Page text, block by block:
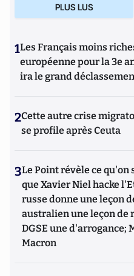
PLUS LUS
1Les Français moins
européenne pour la 3e
ira le grand
2Cette autre crise
se profile après Ceuta
3Le Point révèle ce
que Xavier Niel hacke
russe donne une leçon
australien une leçon de
DGSE une d'arrogance;
Macron